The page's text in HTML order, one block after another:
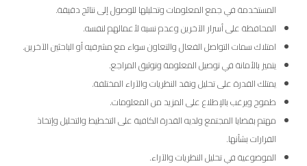
المستخدمة في جمع المعلومات وتحليلها للوصول إلى نتائج دقيقة.
المحافظة على أسرار الآخرين وعدم نسبه لأعمالهم لنفسه.
امتلاك سمات التواصل الفعال والتعاون سواء مع مشرفيه أو الباحثين الآخرين.
يتميز بالأمانة في توصيل المعلومة وتوثيق المراجع.
يمتلك القدرة على تحليل ونقد النظريات والآراء المختلفة.
طموح ويرغب بالإطلاع على المزيد من المعلومات.
مهتم بقضايا المجتمع ولديه القدرة الكافية على التخطيط والتحليل وإتخاذ
القرارات بشأنها.
الموضوعية في تحليل النظريات والآراء.